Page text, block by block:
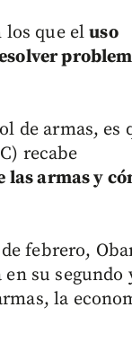
los que eluso
de armas, es
recabe
las armas y
febrero,
su segundo
la